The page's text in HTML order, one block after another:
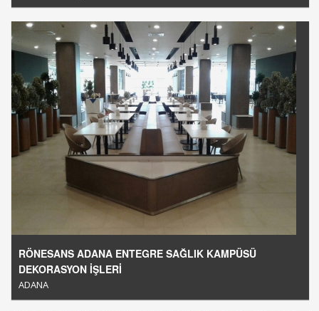
RÖNESANS ADANA ENTEGRE SAĞLIK KAMPÜSÜ
DEKORASYON İŞLERİ
ADANA